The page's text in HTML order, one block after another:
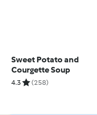
Sweet Potato and
Courgette Soup
4.3 (258)